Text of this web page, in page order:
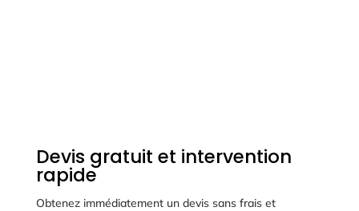
Devis gratuit et intervention
rapide
Obtenez immédiatement un devis sans frais et